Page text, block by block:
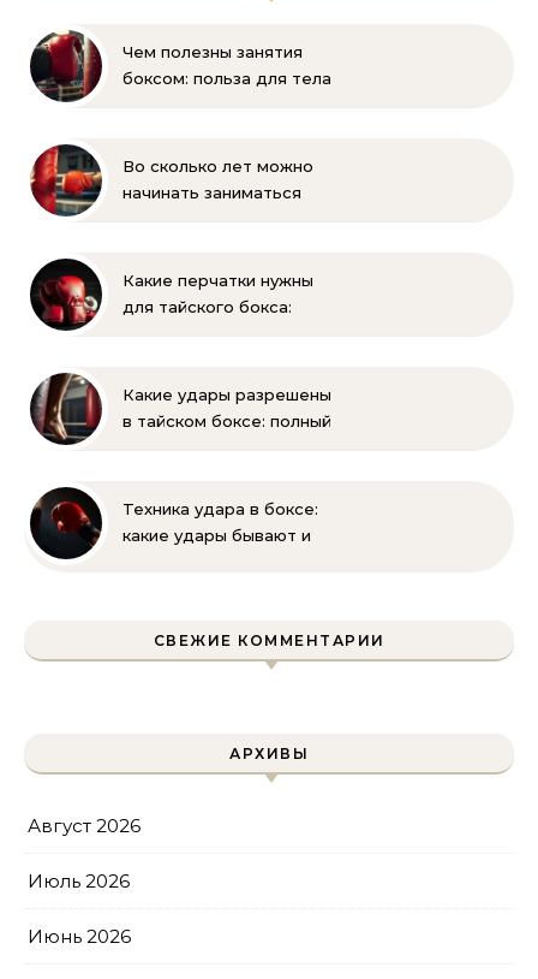
Чем полезны занятия
боксом: польза для тела
Во сколько лет можно
начинать заниматься
советы тренеров
Какие перчатки нужны
для тайского бокса:
экипировки
Какие удары разрешены
в тайском боксе: полный
Техника удара в боксе:
какие удары бывают и
СВЕЖИЕ КОММЕНТАРИИ
АРХИВЫ
Август 2026
Июль 2026
Июнь 2026